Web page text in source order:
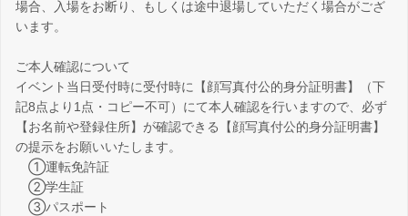
場合、入場をお断り、もしくは途中退場していただく場合がござ
います。
ご本人確認について
イベント当日受付時に受付時に【顔写真付公的身分証明書】（下
記8点より1点・コピー不可）にて本人確認を行いますので、必ず
【お名前や登録住所】が確認できる【顔写真付公的身分証明書】
の提示をお願いいたします。
①運転免許証
②学生証
③パスポート